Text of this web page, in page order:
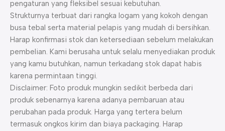
pengaturan yang fleksibel sesuai kebutuhan.
Strukturnya terbuat dari rangka logam yang kokoh dengan
busa tebal serta material pelapis yang mudah di bersihkan.
Harap konfirmasi stok dan ketersediaan sebelum melakukan
pembelian. Kami berusaha untuk selalu menyediakan produk
yang kamu butuhkan, namun terkadang stok dapat habis
karena permintaan tinggi.
Disclaimer: Foto produk mungkin sedikit berbeda dari
produk sebenarnya karena adanya pembaruan atau
perubahan pada produk. Harga yang tertera belum
termasuk ongkos kirim dan biaya packaging. Harap